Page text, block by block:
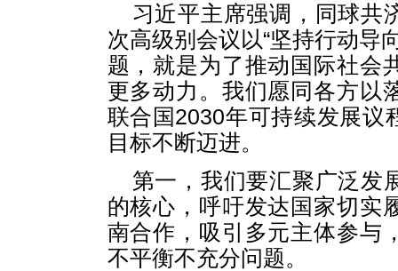
习近平主席强调，同球共
次高级别会议以“坚持行动导
题，就是为了推动国际社会
更多动力。我们愿同各方以
联合国2030年可持续发展议
目标不断迈进。
第一，我们要汇聚广泛发
的核心，呼吁发达国家切实
南合作，吸引多元主体参与
不平衡不充分问题。